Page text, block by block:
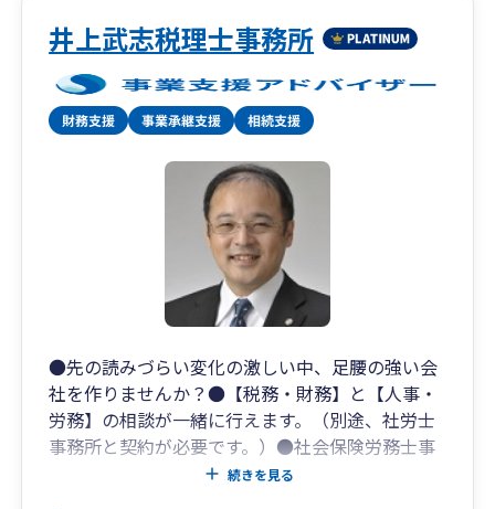
井上武志税理士事務所
●先の読みづらい変化の激しい中、足腰の強い会
社を作りませんか？●【税務・財務】と【人事・
労務】の相談が一緒に行えます。（別途、社労士
事務所と契約が必要です。）●社会保険労務士事
務所／行政書士事務所を併設（税理士のみの依頼
続きを見る